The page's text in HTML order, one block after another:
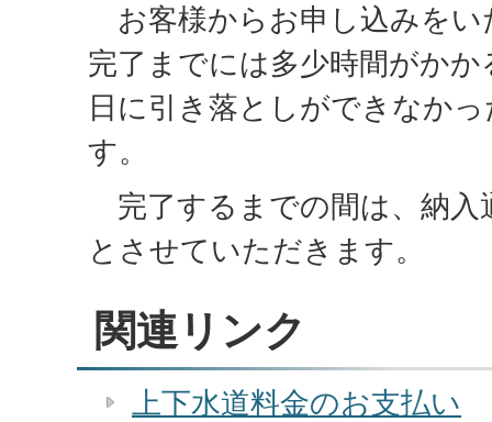
お客様からお申し込みをい
完了までには多少時間がか
日に引き落としができなか
す。
完了するまでの間は、納入
とさせていただきます。
関連リンク
上下水道料金のお支払い